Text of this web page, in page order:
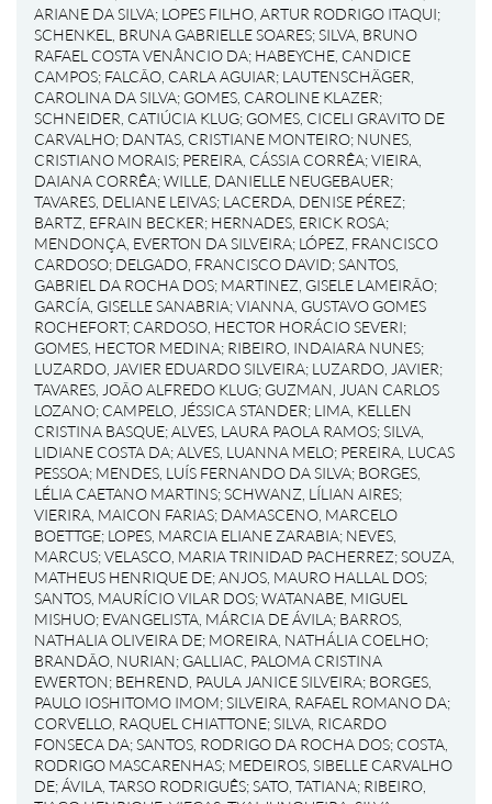
ARIANE DA SILVA; LOPES FILHO, ARTUR RODRIGO ITAQUI;
SCHENKEL, BRUNA GABRIELLE SOARES;SILVA, BRUNO
RAFAEL COSTA VENÂNCIO DA; HABEYCHE, CANDICE
CAMPOS; FALCÃO, CARLA AGUIAR; LAUTENSCHÄGER,
CAROLINA DA SILVA; GOMES, CAROLINE KLAZER;
SCHNEIDER, CATIÚCIA KLUG; GOMES, CICELI GRAVITO DE
CARVALHO; DANTAS, CRISTIANE MONTEIRO; NUNES,
CRISTIANO MORAIS; PEREIRA, CÁSSIA CORRÊA;VIEIRA,
DAIANA CORRÊA;WILLE, DANIELLE NEUGEBAUER;
TAVARES, DELIANE LEIVAS; LACERDA, DENISE PÉREZ;
BARTZ, EFRAIN BECKER; HERNADES, ERICK ROSA;
MENDONÇA, EVERTON DA SILVEIRA; LÓPEZ, FRANCISCO
CARDOSO; DELGADO, FRANCISCO DAVID;SANTOS,
GABRIEL DA ROCHA DOS; MARTINEZ, GISELE LAMEIRÃO;
GARCÍA, GISELLE SANABRIA;VIANNA, GUSTAVO GOMES
ROCHEFORT; CARDOSO, HECTOR HORÁCIO SEVERI;
GOMES, HECTOR MEDINA; RIBEIRO, INDAIARA NUNES;
LUZARDO, JAVIER EDUARDO SILVEIRA; LUZARDO, JAVIER;
TAVARES, JOÃO ALFREDO KLUG; GUZMAN, JUAN CARLOS
LOZANO; CAMPELO, JÉSSICA STANDER; LIMA, KELLEN
CRISTINA BASQUE;ALVES, LAURA PAOLA RAMOS;SILVA,
LIDIANE COSTA DA;ALVES, LUANNA MELO; PEREIRA, LUCAS
PESSOA; MENDES, LUÍS FERNANDO DA SILVA; BORGES,
LÉLIA CAETANO MARTINS;SCHWANZ, LÍLIAN AIRES;
VIERIRA, MAICON FARIAS; DAMASCENO, MARCELO
BOETTGE; LOPES, MARCIA ELIANE ZARABIA; NEVES,
MARCUS;VELASCO, MARIA TRINIDAD PACHERREZ;SOUZA,
MATHEUS HENRIQUE DE;ANJOS, MAURO HALLAL DOS;
SANTOS, MAURÍCIO VILAR DOS;WATANABE, MIGUEL
MISHUO; EVANGELISTA, MÁRCIA DE ÁVILA; BARROS,
NATHALIA OLIVEIRA DE; MOREIRA, NATHÁLIA COELHO;
BRANDÃO, NURIAN; GALLIAC, PALOMA CRISTINA
EWERTON; BEHREND, PAULA JANICE SILVEIRA; BORGES,
PAULO IOSHITOMO IMOM;SILVEIRA, RAFAEL ROMANO DA;
CORVELLO, RAQUEL CHIATTONE;SILVA, RICARDO
FONSECA DA;SANTOS, RODRIGO DA ROCHA DOS; COSTA,
RODRIGO MASCARENHAS; MEDEIROS, SIBELLE CARVALHO
DE;ÁVILA, TARSO RODRIGUÊS;SATO, TATIANA; RIBEIRO,